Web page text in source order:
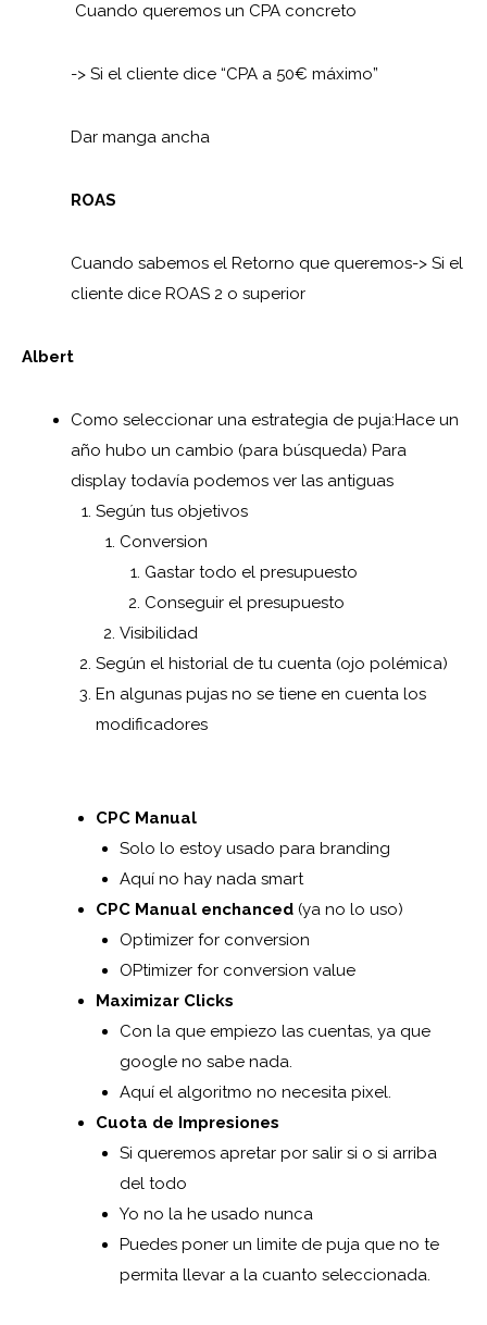
Cuando queremos un CPA concreto
-> Si el cliente dice “CPA a 50€ máximo”
Dar manga ancha
ROAS
Cuando sabemos el Retorno que queremos-> Si el
cliente dice ROAS 2 o superior
Albert
Como seleccionar una estrategia de puja:Hace un
año hubo un cambio (para búsqueda) Para
display todavía podemos ver las antiguas
Según tus objetivos
Conversion
Gastar todo el presupuesto
Conseguir el presupuesto
Visibilidad
Según el historial de tu cuenta (ojo polémica)
En algunas pujas no se tiene en cuenta los
modificadores
CPC Manual
Solo lo estoy usado para branding
Aquí no hay nada smart
CPC Manual enchanced(ya no lo uso)
Optimizer for conversion
OPtimizer for conversion value
Maximizar Clicks
Con la que empiezo las cuentas, ya que
google no sabe nada.
Aquí el algoritmo no necesita pixel.
Cuota de Impresiones
Si queremos apretar por salir si o si arriba
del todo
Yo no la he usado nunca
Puedes poner un limite de puja que no te
permita llevar a la cuanto seleccionada.